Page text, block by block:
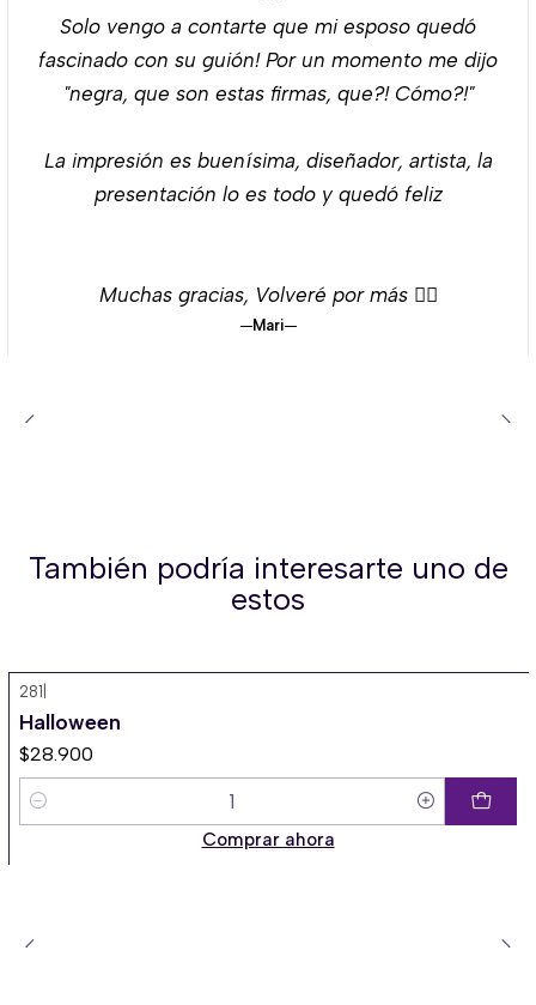
Solo vengo a contarte que mi esposo quedó
fascinado con su guión! Por un momento me dijo
"negra, que son estas firmas, que?! Cómo?!"
La impresión es buenísima, diseñador, artista, la
presentación lo es todo y quedó feliz
Muchas gracias, Volveré por más 👌🏻
Mari
También podría interesarte uno de
estos
281
Halloween
$28.900
Cantidad
Comprar ahora